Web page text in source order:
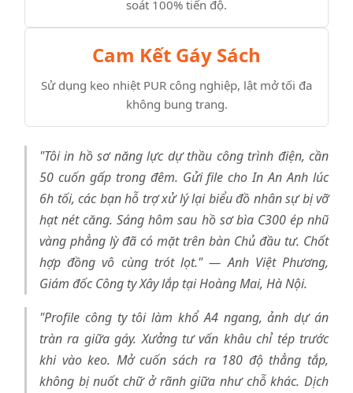
soát 100% tiến độ.
Cam Kết Gáy Sách
Sử dụng keo nhiệt PUR công nghiệp, lật mở tối đa
không bung trang.
"Tôi in hồ sơ năng lực dự thầu công trình điện, cần
50 cuốn gấp trong đêm. Gửi file cho In An Anh lúc
6h tối, các bạn hỗ trợ xử lý lại biểu đồ nhân sự bị vỡ
hạt nét căng. Sáng hôm sau hồ sơ bìa C300 ép nhũ
vàng phẳng lỳ đã có mặt trên bàn Chủ đầu tư. Chốt
hợp đồng vô cùng trót lọt." — Anh Việt Phương,
Giám đốc Công ty Xây lắp tại Hoàng Mai, Hà Nội.
"Profile công ty tôi làm khổ A4 ngang, ảnh dự án
tràn ra giữa gáy. Xưởng tư vấn khâu chỉ tép trước
khi vào keo. Mở cuốn sách ra 180 độ thẳng tắp,
không bị nuốt chữ ở rãnh giữa như chỗ khác. Dịch